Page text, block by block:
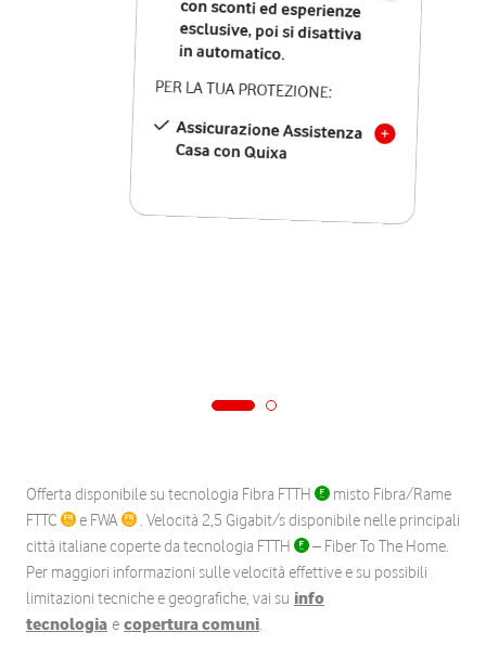
in automatico.
PER LA TUA PROTEZIONE:
Assicurazione Assistenza
Casa con Quixa
Offerta disponibile su tecnologia Fibra FTTH
misto Fibra/Rame
FTTC
e FWA
. Velocità 2,5 Gigabit/s disponibile nelle principali
città italiane coperte da tecnologia FTTH
– Fiber To The Home.
Per maggiori informazioni sulle velocità effettive e su possibili
limitazioni tecniche e geografiche, vai su info
tecnologia e copertura comuni.